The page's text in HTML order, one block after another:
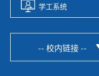
学工系统
-- 校内链接 --